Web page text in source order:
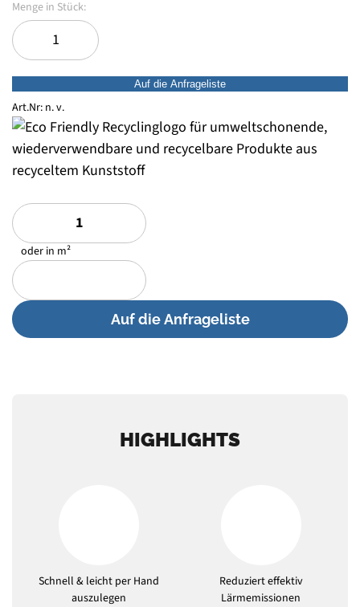
Auf die Anfrageliste
Art.Nr: n. v.
oder in m²
Auf die Anfrageliste
HIGHLIGHTS
Schnell & leicht per Hand
auszulegen
Reduziert effektiv
Lärmemissionen